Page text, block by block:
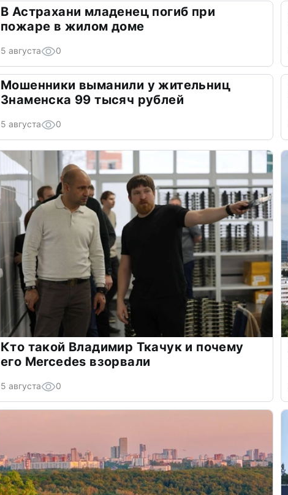
В Астрахани младенец погиб при
пожаре в жилом доме
5 августа 0
Мошенники выманили у жительниц
Знаменска 99 тысяч рублей
5 августа 0
Кто такой Владимир Ткачук и почему
его Mercedes взорвали
5 августа 0